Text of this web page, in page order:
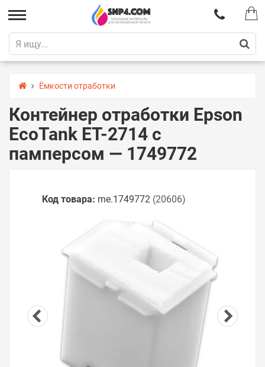
Ёмкости отработки
Контейнер отработки Epson
EcoTank ET-2714 с
памперсом — 1749772
Код товара: me.1749772 (20606)